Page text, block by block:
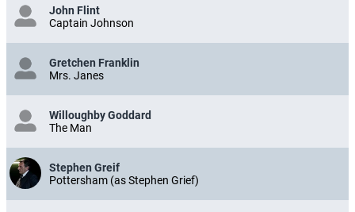
John Flint
Captain Johnson
Gretchen Franklin
Mrs. Janes
Willoughby Goddard
The Man
Stephen Greif
Pottersham (as Stephen Grief)